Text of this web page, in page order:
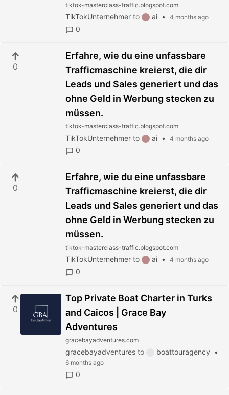
tiktok-masterclass-traffic.blogspot.com
TikTokUnternehmer to ai • 4 months ago
0
0
Erfahre, wie du eine unfassbare
Trafficmaschine kreierst, die dir
Leads und Sales generiert und das
ohne Geld in Werbung stecken zu
müssen.
tiktok-masterclass-traffic.blogspot.com
TikTokUnternehmer to ai • 4 months ago
0
0
Erfahre, wie du eine unfassbare
Trafficmaschine kreierst, die dir
Leads und Sales generiert und das
ohne Geld in Werbung stecken zu
müssen.
tiktok-masterclass-traffic.blogspot.com
TikTokUnternehmer to ai • 4 months ago
0
0
Top Private Boat Charter in Turks
and Caicos | Grace Bay
Adventures
gracebayadventures.com
gracebayadventures to boattouragency •
6 months ago
0